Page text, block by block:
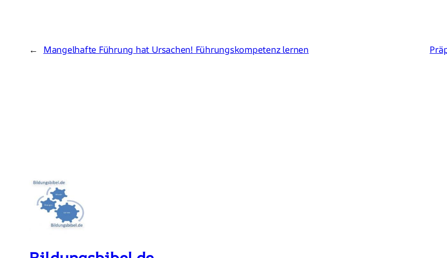
← Mangelhafte Führung hat Ursachen! Führungskompetenz lernen